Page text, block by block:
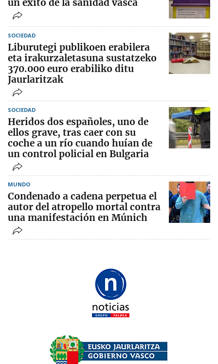
SOCIEDAD
Liburutegi publikoen erabilera
eta irakurzaletasuna sustatzeko
370.000 euro erabiliko ditu
Jaurlaritzak
SOCIEDAD
Heridos dos españoles, uno de
ellos grave, tras caer con su
coche a un río cuando huían de
un control policial en Bulgaria
MUNDO
Condenado a cadena perpetua el
autor del atropello mortal contra
una manifestación en Múnich